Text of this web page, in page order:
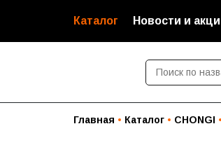
Каталог Новости и
Главная Каталог CHONGI